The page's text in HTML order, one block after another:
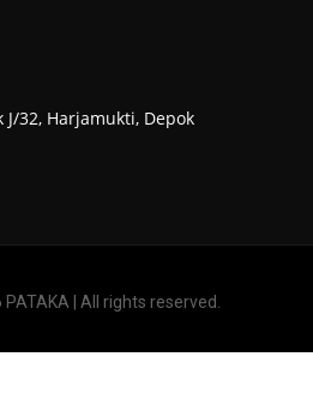
32, Harjamukti, Depok
| All rights reserved.